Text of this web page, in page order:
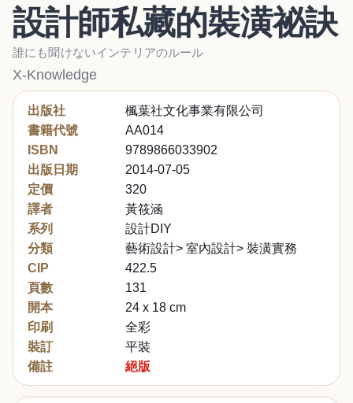
設計師私藏的裝潢祕訣
誰にも聞けないインテリアのルール
X-Knowledge
出版社
楓葉社文化事業有限公司
書籍代號
AA014
ISBN
9789866033902
出版日期
2014-07-05
定價
320
譯者
黃筱涵
系列
設計DIY
分類
藝術設計> 室內設計> 裝潢實務
CIP
422.5
頁數
131
開本
24 x 18 cm
印刷
全彩
裝訂
平裝
備註
絕版